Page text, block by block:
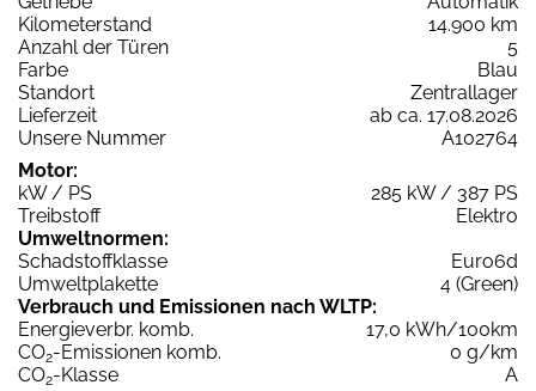
Kilometerstand
14.900 km
Anzahl der Türen
5
Farbe
Blau
Standort
Zentrallager
Lieferzeit
ab ca. 17.08.2026
Unsere Nummer
A102764
Motor:
kW / PS
285 kW / 387 PS
Treibstoff
Elektro
Umweltnormen:
Schadstoffklasse
Euro6d
Umweltplakette
4 (Green)
Verbrauch und Emissionen nach WLTP:
Energieverbr. komb.
17,0 kWh/100km
CO2-Emissionen komb.
0 g/km
CO2-Klasse
A